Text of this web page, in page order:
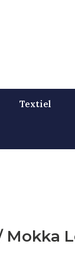
Textiel
Mokka